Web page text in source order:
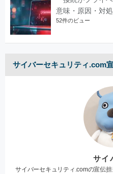
意味・原因・対
52件のビュー
サイバーセキュリティ.com
サイ
サイバーセキュリティ.comの宣伝